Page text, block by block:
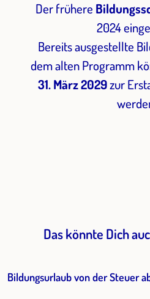
Der frühere
2024
Bereits ausgestellte
dem alten Programm
31. März 2029zur
Das könnte Dich
Bildungsurlaub von der Steuer